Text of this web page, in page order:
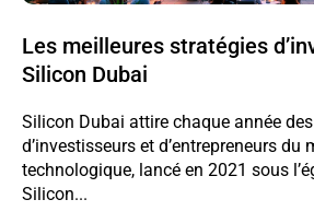
Les meilleures stratégies
Silicon Dubai
Silicon Dubai attire chaque année
d’investisseurs et d’entrepreneurs du
technologique, lancé en 2021 sous
Silicon...